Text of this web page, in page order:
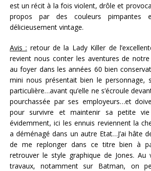
est un récit à la fois violent, drôle et
propos par des couleurs pimpantes
délicieusement vintage.
Avis : retour de la Lady Killer de
revient nous conter les aventures de
au foyer dans les années 60 bien
mini nous présentait bien le personnage,
particulière…avant qu’elle ne s’écroule
pourchassée par ses employeurs…et
pour survivre et maintenir sa petite vie
évidemment, ici les ennuis reviennent la
a déménagé dans un autre Etat…J’ai hâte
de me replonger dans ce titre bien à
retrouver le style graphique de Jones. Au
travaux, notamment sur Batman, on